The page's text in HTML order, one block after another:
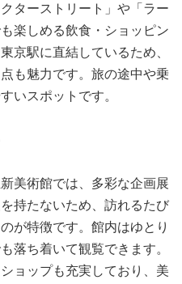
ターストリート」や「ラー
楽しめる飲食・ショッピン
京駅に直結しているため、
も魅力です。旅の途中や乗
いスポットです。
美術館では、多彩な企画展
持たないため、訪れるたび
が特徴です。館内はゆとり
落ち着いて観覧できます。
ョップも充実しており、美